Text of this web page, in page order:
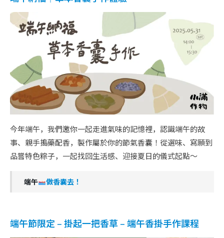
今年端午，我們邀你一起走進氣味的記憶裡，認識端午的故
事、親手搗藥配香，製作屬於你的節氣香囊！從選味、寫願到
品嘗特色粽子，一起找回生活感、迎接夏日的儀式起點～
端午 做香囊去！
端午節限定 – 掛起一把香草 – 端午香掛手作課程